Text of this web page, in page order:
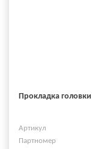
Прокладка головки
Артикул
Партномер